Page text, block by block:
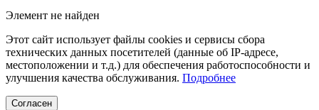
Элемент не найден
Этот сайт использует файлы cookies и сервисы сбора
технических данных посетителей (данные об IP-адресе,
местоположении и т.д.) для обеспечения работоспособности и
улучшения качества обслуживания. Подробнее
Согласен